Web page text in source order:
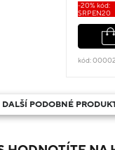
-20% kód:
SRPEN20
kód:
DALŠÍ PODOBNÉ